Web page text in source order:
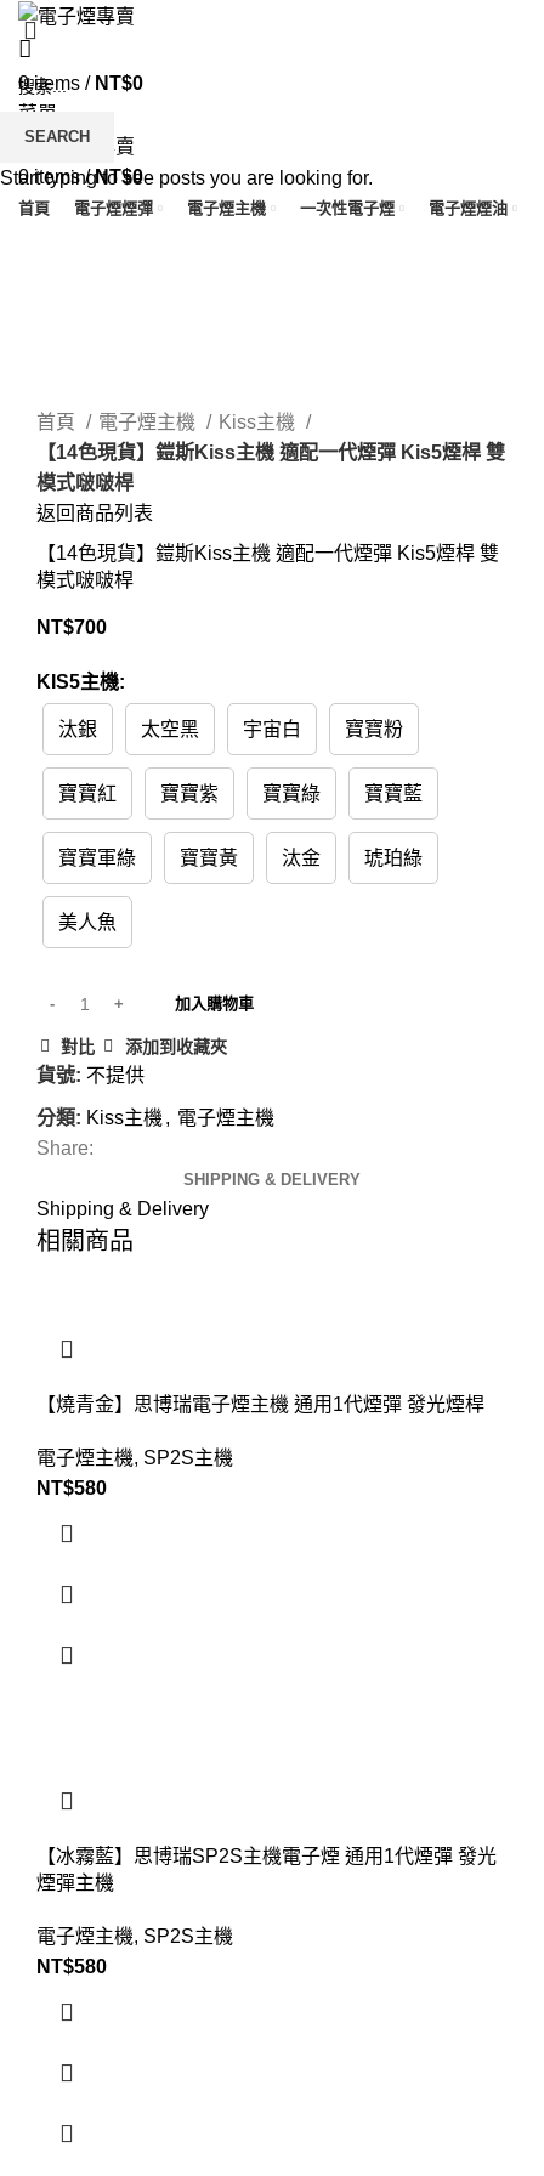
0items / NT$0
菜單
0items / NT$0
首頁 電子煙煙彈 電子煙主機 一次性電子煙 電子煙煙油
首頁
電子煙主機
Kiss主機
【14色現貨】鎧斯Kiss主機 適配一代煙彈 Kis5煙桿 雙
模式啵啵桿
返回商品列表
【14色現貨】鎧斯Kiss主機 適配一代煙彈 Kis5煙桿 雙
模式啵啵桿
NT$700
KIS5主機:
汰銀 太空黑 宇宙白 寶寶粉
寶寶紅 寶寶紫 寶寶綠 寶寶藍
寶寶軍綠 寶寶黃 汰金 琥珀綠
美人魚
加入購物車
對比 添加到收藏夾
貨號: 不提供
分類: Kiss主機 , 電子煙主機
Share:
SHIPPING & DELIVERY
Shipping & Delivery
相關商品
【燒青金】思博瑞電子煙主機 通用1代煙彈 發光煙桿
電子煙主機, SP2S主機
NT$580
【冰霧藍】思博瑞SP2S主機電子煙 通用1代煙彈 發光
煙彈主機
電子煙主機, SP2S主機
NT$580
SEARCH
Start typing to see posts you are looking for.